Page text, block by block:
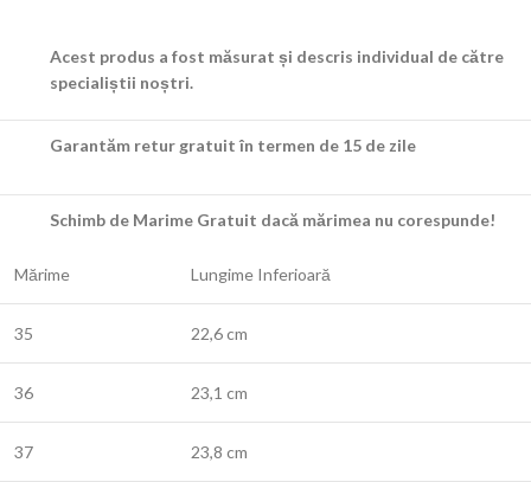
Acest produs a fost măsurat și descris individual de către
specialiștii noștri.
Garantăm retur gratuit în termen de 15 de zile
Schimb de Marime Gratuit dacă mărimea nu corespunde!
Mărime Lungime Inferioară
35 22,6 cm
36 23,1 cm
37 23,8 cm